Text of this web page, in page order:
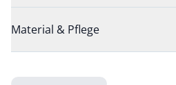
Material & Pflege